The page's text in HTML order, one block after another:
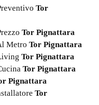
Tor
Tor Pignattara
Metro Tor Pignattara
Tor Pignattara
Tor Pignattara
Pignattara
Tor